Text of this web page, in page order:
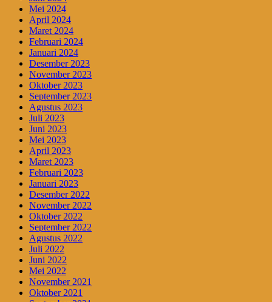
Mei 2024
April 2024
Maret 2024
Februari 2024
Januari 2024
Desember 2023
November 2023
Oktober 2023
September 2023
Agustus 2023
Juli 2023
Juni 2023
Mei 2023
April 2023
Maret 2023
Februari 2023
Januari 2023
Desember 2022
November 2022
Oktober 2022
September 2022
Agustus 2022
Juli 2022
Juni 2022
Mei 2022
November 2021
Oktober 2021